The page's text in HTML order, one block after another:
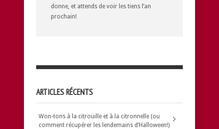
donne, et attends de voir les tiens l’an
prochain!
ARTICLES RÉCENTS
Won-tons à la citrouille et à la citronnelle (ou
comment récupérer les lendemains d’Halloween!)